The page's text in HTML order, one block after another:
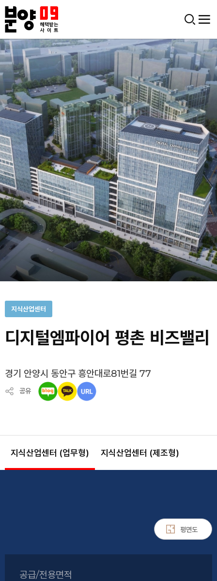
지식산업센터
디지털엠파이어 평촌 비즈밸리
경기 안양시 동안구 흥안대로81번길 77
공유
지식산업센터 (업무형) 지식산업센터 (제조형)
평면도
공급/전용면적